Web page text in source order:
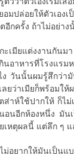
อมปล่อยให้ตัวเอง
อีกครั้ง ถ้าไม่อย่า
ะเมียแต่งงานกันม
นอาหารที่โรงแรม
ง วันนั้นผมรู้สึกว่า
ลยว่าเมียก็พร้อมใ
ส่าห์ใช้ปากให้ ก็ไ
อนอีกห้องหนึ่ง มัน
เหตุผลนี้ แต่ลึก ๆ
ม่อยากให้มันเป็นแ